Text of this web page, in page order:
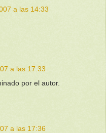
a las 14:33
a las 17:33
por el autor.
a las 17:36